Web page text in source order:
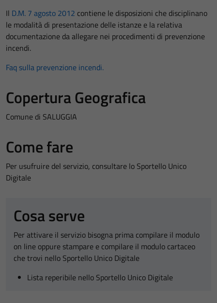
Il D.M. 7 agosto 2012 contiene le disposizioni che disciplinano
le modalità di presentazione delle istanze e la relativa
documentazione da allegare nei procedimenti di prevenzione
incendi.
Faq sulla prevenzione incendi.
Copertura Geografica
Comune di SALUGGIA
Come fare
Per usufruire del servizio, consultare lo Sportello Unico
Digitale
Cosa serve
Per attivare il servizio bisogna prima compilare il modulo
on line oppure stampare e compilare il modulo cartaceo
che trovi nello Sportello Unico Digitale
Lista reperibile nello Sportello Unico Digitale